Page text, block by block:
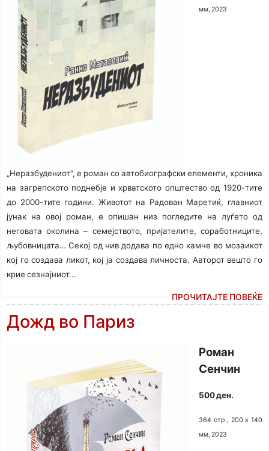
мм, 2023
„Неразбудениот“, е роман со автобиографски елементи, хрони­ка
на загрепското поднебје и хрватското општество од 1920-тите
до 2000-тите години. Животот на Радован Маретиќ, главниот
јунак на овој роман, е опишан низ погледите на луѓето од
неговата околина – семејството, пријателите, соработниците,
љубовница­та… Секој од нив додава по едно камче во мозаикот
кој го создава ликот, кој ја создава личноста. Авторот вешто го
крие сезнајниот...
ПРОЧИТАЈТЕ ПОВЕЌЕ
Дожд во Париз
Роман
Сенчин
500 ден.
364 стр., 200 х 140
мм, 2023